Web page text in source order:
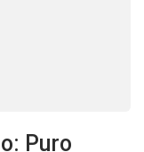
Puro